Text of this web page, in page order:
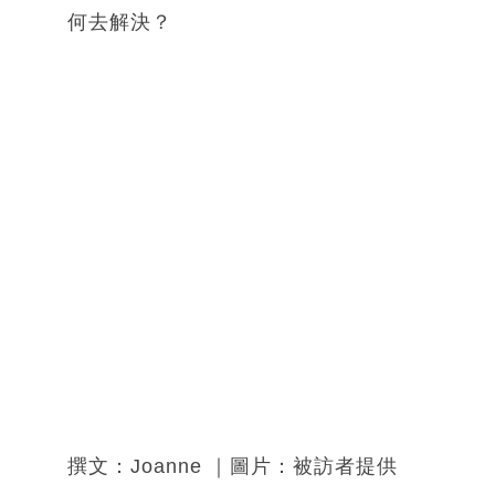
何去解決？
撰文：Joanne ｜圖片：被訪者提供